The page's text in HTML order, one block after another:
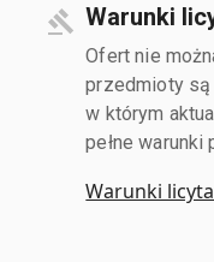
Warunki
Ofert nie
przedmioty są
w którym
pełne warunki
Warunki